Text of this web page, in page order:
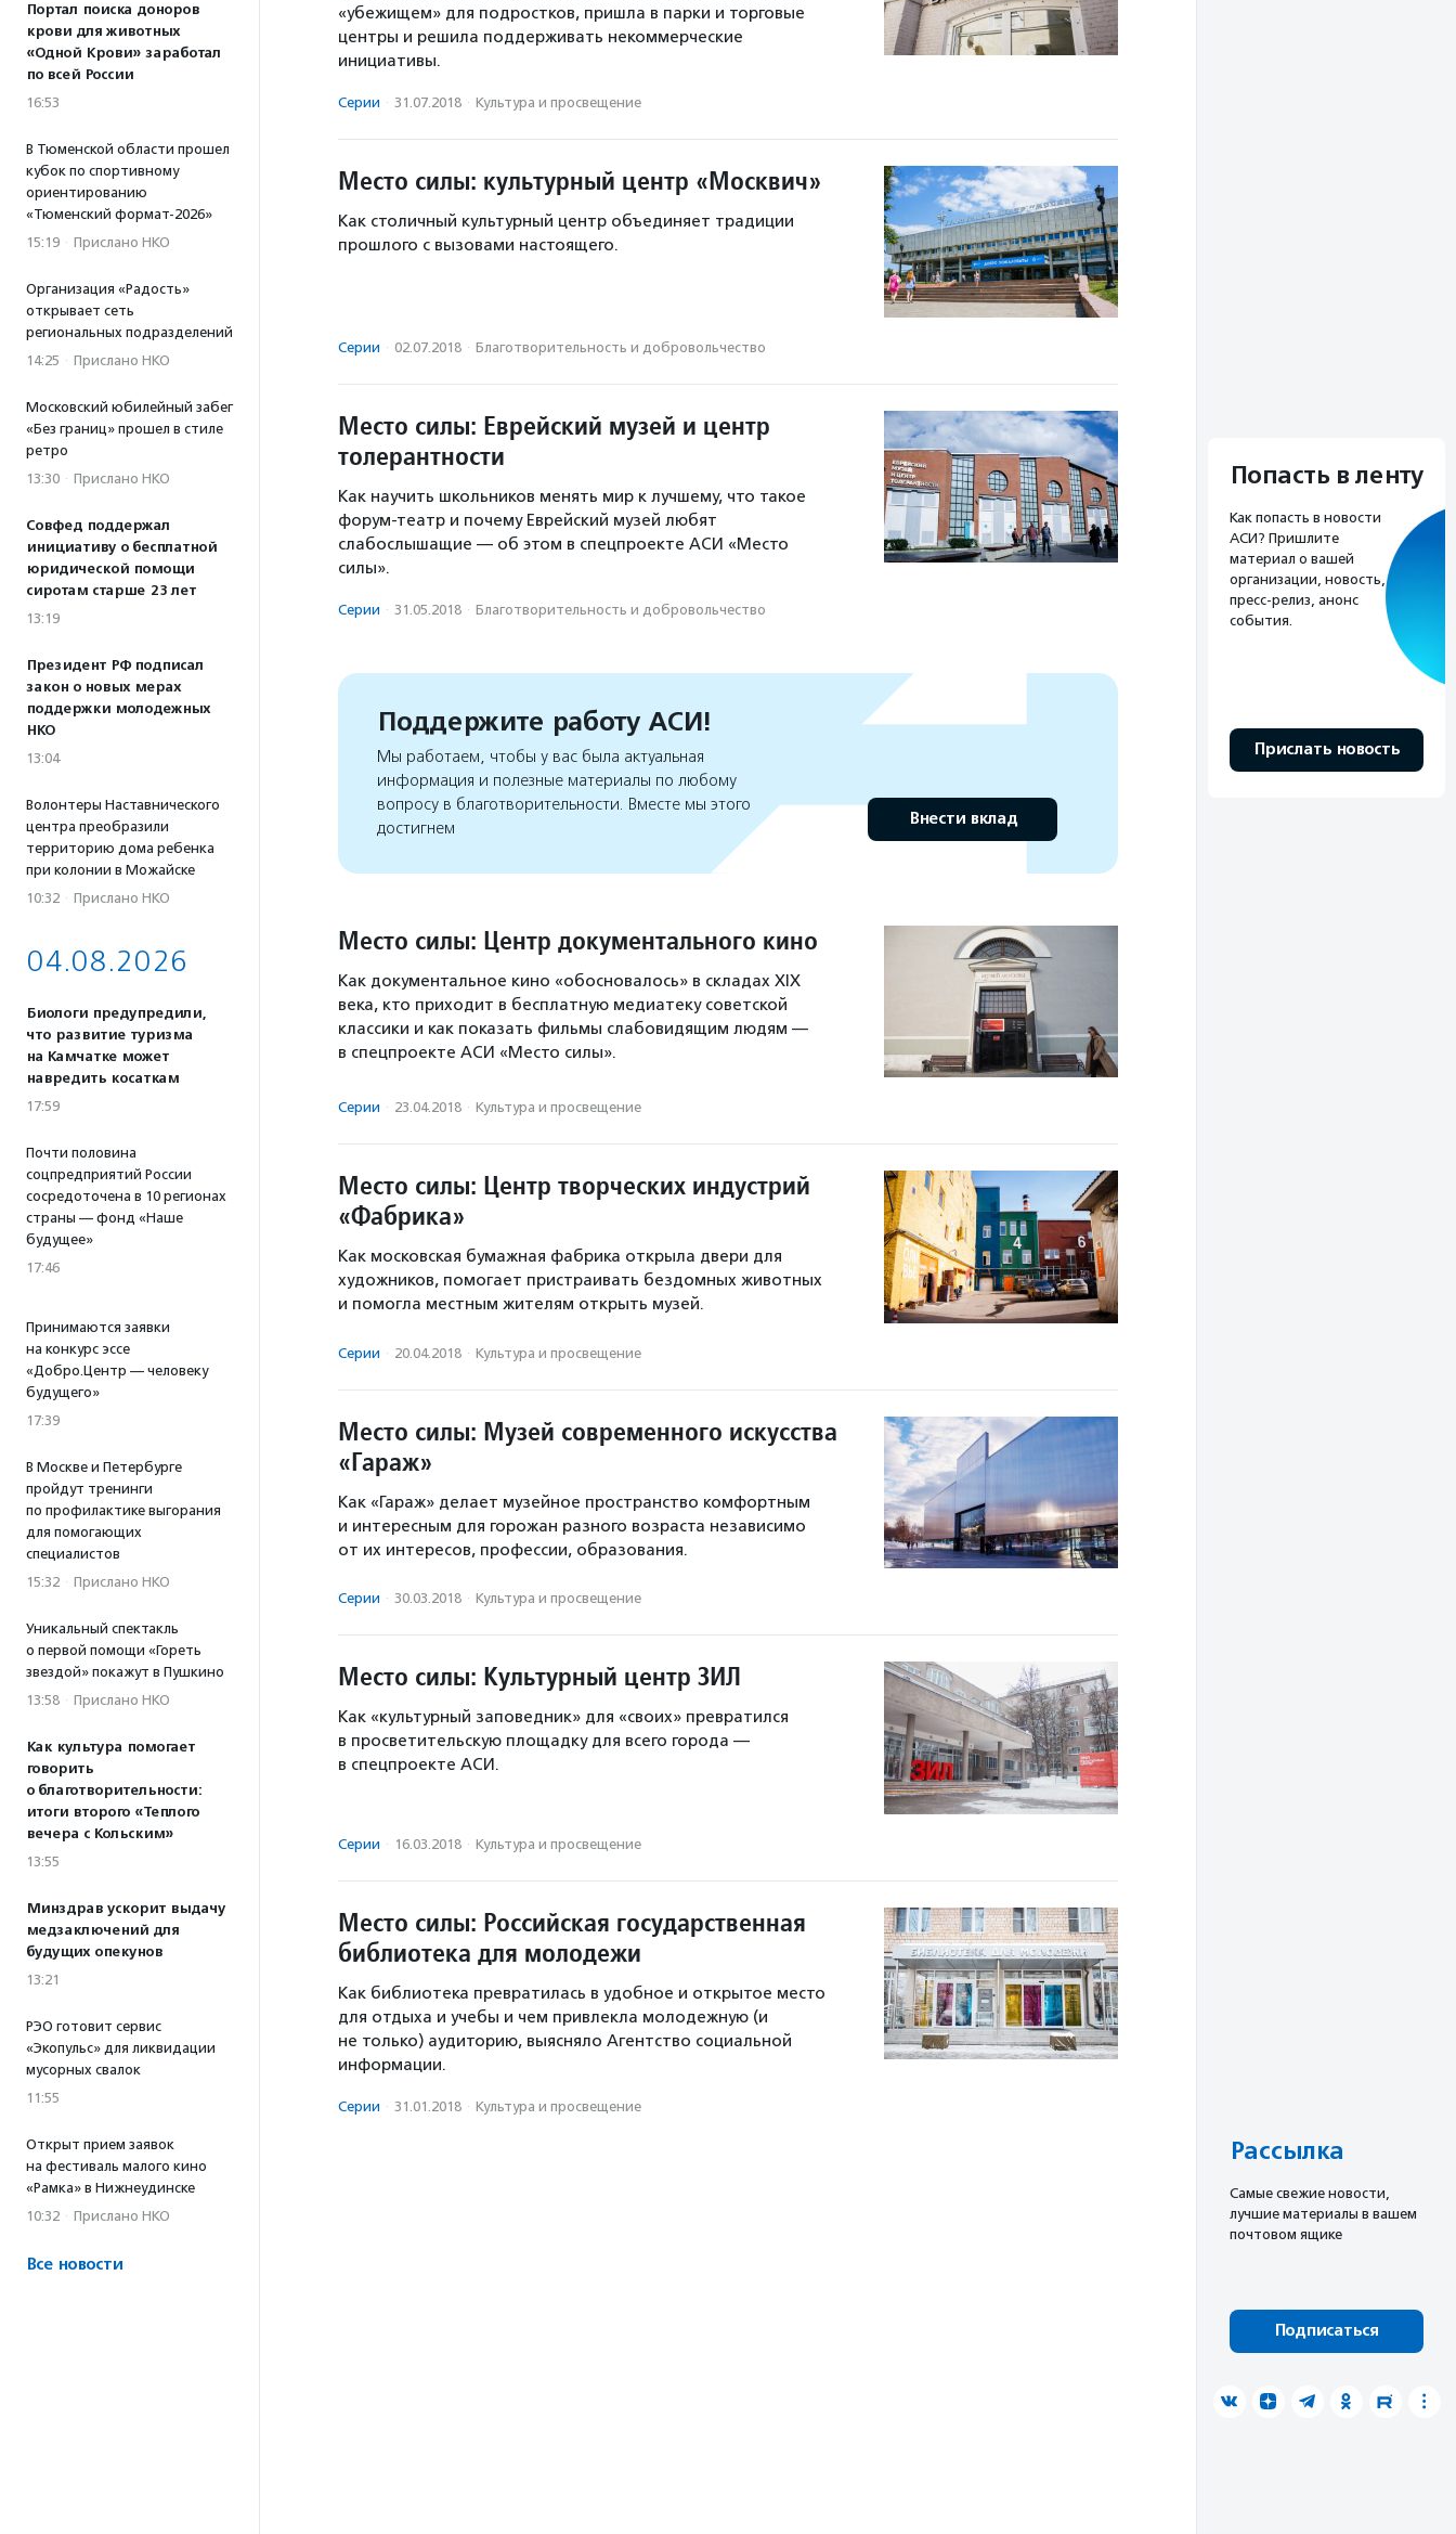
Портал поиска доноров
крови для животных
«Одной Крови» заработал
по всей России
16:53
В Тюменской области прошел
кубок по спортивному
ориентированию
«Тюменский формат-2026»
15:19 · Прислано НКО
Организация «Радость»
открывает сеть
региональных подразделений
14:25 · Прислано НКО
Московский юбилейный забег
«Без границ» прошел в стиле
ретро
13:30 · Прислано НКО
Совфед поддержал
инициативу о бесплатной
юридической помощи
сиротам старше 23 лет
13:19
Президент РФ подписал
закон о новых мерах
поддержки молодежных
НКО
13:04
Волонтеры Наставнического
центра преобразили
территорию дома ребенка
при колонии в Можайске
10:32 · Прислано НКО
04.08.2026
Биологи предупредили,
что развитие туризма
на Камчатке может
навредить косаткам
17:59
Почти половина
соцпредприятий России
сосредоточена в 10 регионах
страны — фонд «Наше
будущее»
17:46
Принимаются заявки
на конкурс эссе
«Добро.Центр — человеку
будущего»
17:39
В Москве и Петербурге
пройдут тренинги
по профилактике выгорания
для помогающих
специалистов
15:32 · Прислано НКО
Уникальный спектакль
о первой помощи «Гореть
звездой» покажут в Пушкино
13:58 · Прислано НКО
Как культура помогает
говорить
о благотворительности:
итоги второго «Теплого
вечера с Кольским»
13:55
Минздрав ускорит выдачу
медзаключений для
будущих опекунов
13:21
РЭО готовит сервис
«Экопульс» для ликвидации
мусорных свалок
11:55
Открыт прием заявок
на фестиваль малого кино
«Рамка» в Нижнеудинске
10:32 · Прислано НКО
Все новости
«убежищем» для подростков, пришла в парки и торговые
центры и решила поддерживать некоммерческие
инициативы.
Серии · 31.07.2018 · Культура и просвещение
Место силы: культурный центр «Москвич»
Как столичный культурный центр объединяет традиции
прошлого с вызовами настоящего.
Серии · 02.07.2018 · Благотвори­тель­ность и доброволь­чест­во
Место силы: Еврейский музей и центр
толерантности
Как научить школьников менять мир к лучшему, что такое
форум-театр и почему Еврейский музей любят
слабослышащие — об этом в спецпроекте АСИ «Место
силы».
Серии · 31.05.2018 · Благотвори­тель­ность и доброволь­чест­во
Поддержите работу АСИ!
Мы работаем, чтобы у вас была актуальная
информация и полезные материалы по любому
вопросу в благотворительности. Вместе мы этого
достигнем
Внести вклад
Место силы: Центр документального кино
Как документальное кино «обосновалось» в складах XIX
века, кто приходит в бесплатную медиатеку советской
классики и как показать фильмы слабовидящим людям —
в спецпроекте АСИ «Место силы».
Серии · 23.04.2018 · Культура и просвещение
Место силы: Центр творческих индустрий
«Фабрика»
Как московская бумажная фабрика открыла двери для
художников, помогает пристраивать бездомных животных
и помогла местным жителям открыть музей.
Серии · 20.04.2018 · Культура и просвещение
Место силы: Музей современного искусства
«Гараж»
Как «Гараж» делает музейное пространство комфортным
и интересным для горожан разного возраста независимо
от их интересов, профессии, образования.
Серии · 30.03.2018 · Культура и просвещение
Место силы: Культурный центр ЗИЛ
Как «культурный заповедник» для «своих» превратился
в просветительскую площадку для всего города —
в спецпроекте АСИ.
Серии · 16.03.2018 · Культура и просвещение
Место силы: Российская государственная
библиотека для молодежи
Как библиотека превратилась в удобное и открытое место
для отдыха и учебы и чем привлекла молодежную (и
не только) аудиторию, выясняло Агентство социальной
информации.
Серии · 31.01.2018 · Культура и просвещение
Попасть в ленту
Как попасть в новости
АСИ? Пришлите
материал о вашей
организации, новость,
пресс-релиз, анонс
события.
Прислать новость
Рассылка
Cамые свежие новости,
лучшие материалы в вашем
почтовом ящике
Подписаться